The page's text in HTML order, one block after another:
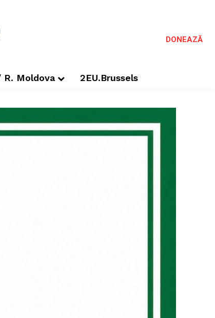
DONEAZĂ
Moldova 2EU.Brussels